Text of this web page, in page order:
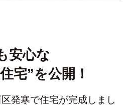
安心な
宅”を公開！
発寒で住宅が完成しまし